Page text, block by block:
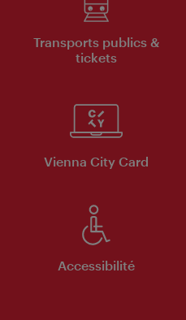
Transports publics &
tickets
Vienna City Card
Accessibilité